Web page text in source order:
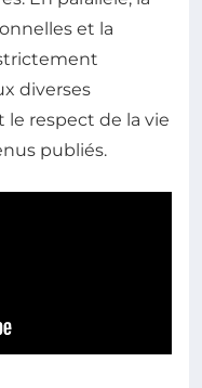
et la
diverses
respect de la vie
publiés.